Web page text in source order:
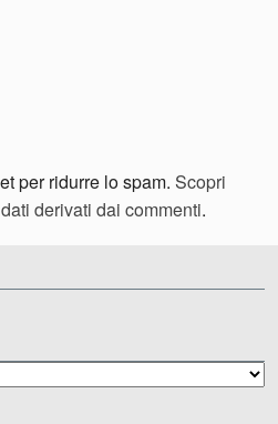
per ridurre lo spam. Scopri
derivati dai commenti.